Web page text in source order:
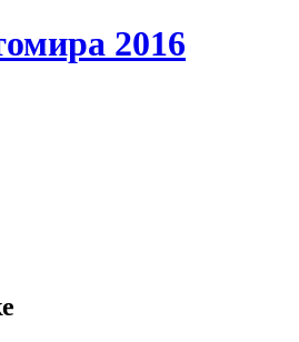
2016